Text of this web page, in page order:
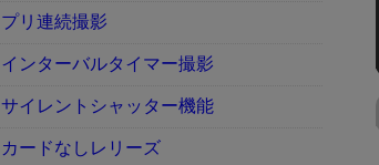
プリ連続撮影
インターバルタイマー撮影
サイレントシャッター機能
カードなしレリーズ